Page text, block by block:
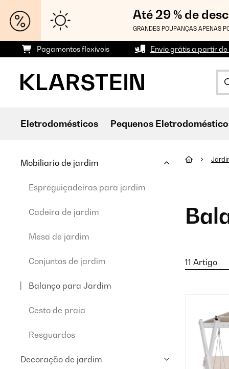
Até 29 % de
GRANDES POUPANÇAS APENAS
Pagamentos flexíveis Envio grátis a partir de
Eletrodomésticos Pequenos
Mobiliario de jardim
Espreguiçadeiras para jardim
Cadeira de jardim
Mesa de jardim
Conjuntos de jardim
Balanço para Jardim
Cesto de praia
Resguardos
Decoração de jardim
11 Artigo